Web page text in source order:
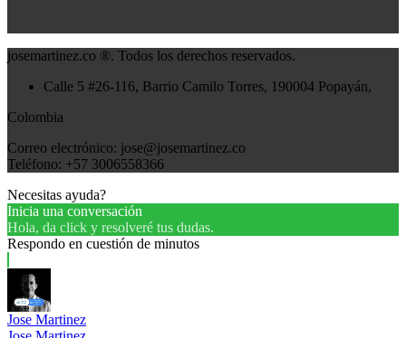
josemartinez.co ®. Todos los derechos reservados.
Calle 5 #26-116, Barrio Camilo Torres, 190004 Popayán,
Colombia
Correo electrónico: jose@josemartinez.co
Teléfono: +57 3006558366
Necesitas ayuda?
Inicia una conversación
Hola, da click y resolveré tus dudas.
Respondo en cuestión de minutos
Jose Martinez